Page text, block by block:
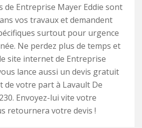
de Entreprise Mayer Eddie sont
vos travaux et demandent
surtout pour urgence
Ne perdez plus de temps et
site internet de Entreprise
lance aussi un devis gratuit
de votre part à Lavault De
Envoyez-lui vite votre
retournera votre devis !